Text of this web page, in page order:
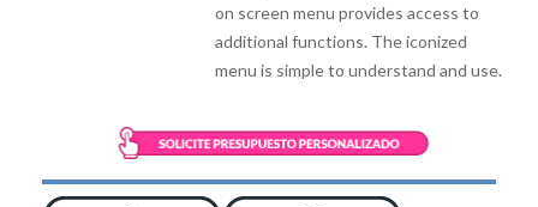
on screen menu provides access to
additional functions. The iconized
menu is simple to understand and use.